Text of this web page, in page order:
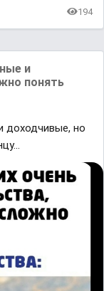
194
и
понять
доходчивые, но